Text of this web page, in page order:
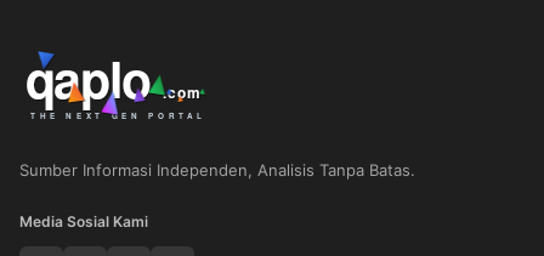
Sumber Informasi Independen, Analisis Tanpa Batas.
Media Sosial Kami